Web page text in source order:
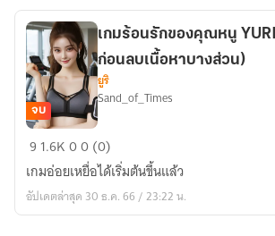
ที่
ใช่
เกม
ร้อน
รัก
ของ
จบ
เกมร้อนรักของคุณหนู
ก่อนลบเนื้อหาบางส่วน)
ยูริ
Sand_of_Times
9 1.6K00 (0)
เกมอ่อยเหยื่อได้เริ่มต้นขึ้นแล้ว
อัปเดตล่าสุด 30 ธ.ค. 66 / 23:22 น.